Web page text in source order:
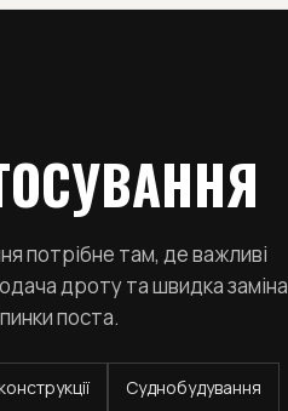
потрібне там, де важливі
дроту та швидка заміна
поста.
Суднобудування